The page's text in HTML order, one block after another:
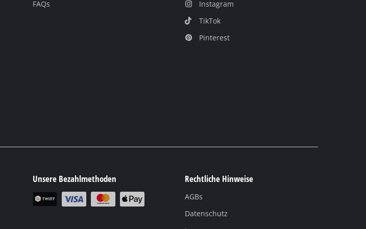
FAQs
Instagram
TikTok
Pinterest
Unsere Bezahlmethoden Rechtliche Hinweise
AGBs
Datenschutz